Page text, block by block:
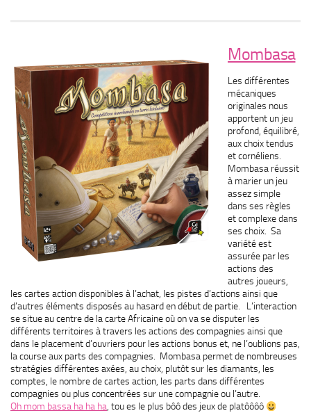
Mombasa
Les différentes
mécaniques
originales nous
apportent un jeu
profond, équilibré,
aux choix tendus
et cornéliens.
Mombasa réussit
à marier un jeu
assez simple
dans ses règles
et complexe dans
ses choix. Sa
variété est
assurée par les
actions des
autres joueurs,
les cartes action disponibles à l’achat, les pistes d’actions ainsi que
d’autres éléments disposés au hasard en début de partie. L’interaction
se situe au centre de la carte Africaine où on va se disputer les
différents territoires à travers les actions des compagnies ainsi que
dans le placement d’ouvriers pour les actions bonus et, ne l’oublions pas,
la course aux parts des compagnies. Mombasa permet de nombreuses
stratégies différentes axées, au choix, plutôt sur les diamants, les
comptes, le nombre de cartes action, les parts dans différentes
compagnies ou plus concentrées sur une compagnie ou l’autre.
Oh mom bassa ha ha ha, tou es le plus bôô des jeux de platôôôô